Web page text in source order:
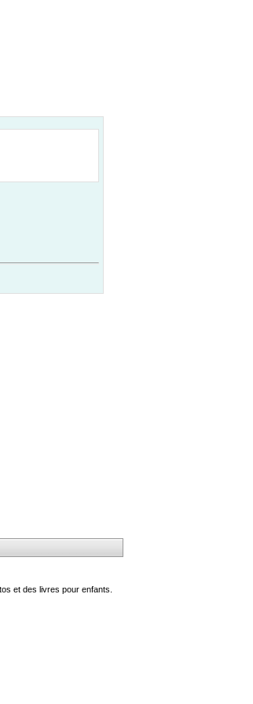
et des livres pour enfants.